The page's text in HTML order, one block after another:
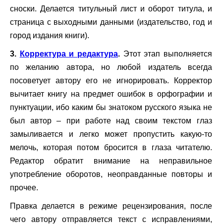
сноски. Делается титульный лист и оборот титула, и
страница с выходными данными (издательство, год и
город издания книги).
3. Корректура и редактура. Этот этап выполняется
по желанию автора, но любой издатель всегда
посоветует автору его не игнорировать. Корректор
вычитает книгу на предмет ошибок в орфографии и
пунктуации, ибо каким бы знатоком русского языка не
был автор – при работе над своим текстом глаз
замыливается и легко может пропустить какую-то
мелочь, которая потом бросится в глаза читателю.
Редактор обратит внимание на неправильное
употребление оборотов, неоправданные повторы и
прочее.
Правка делается в режиме рецензирования, после
чего автору отправляется текст с исправлениями,